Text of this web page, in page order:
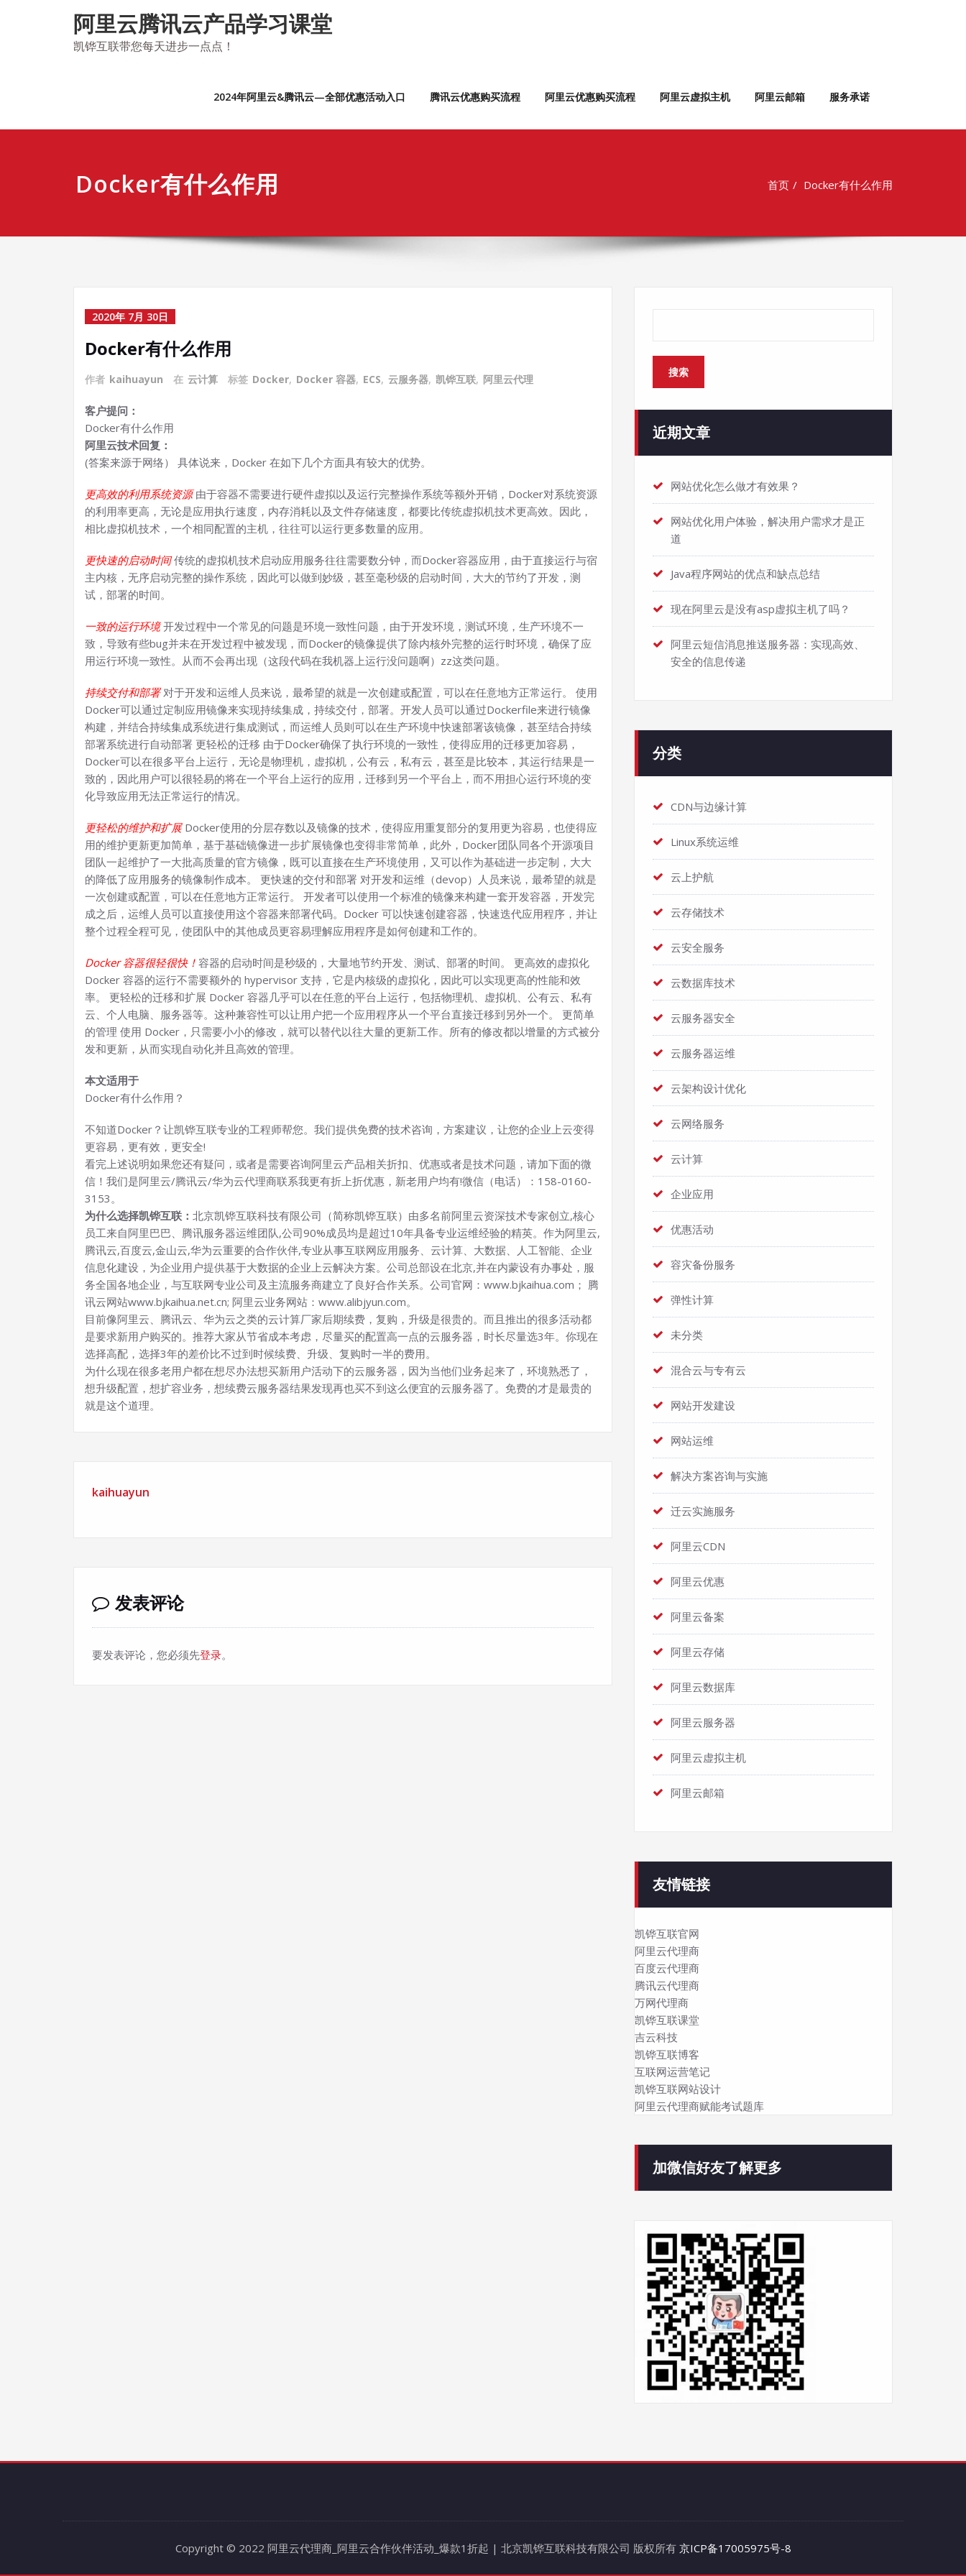
阿里云腾讯云产品学习课堂
凯铧互联带您每天进步一点点！
2024年阿里云&腾讯云—全部优惠活动入口 腾讯云优惠购买流程 阿里云优惠购买流程 阿里云虚拟主机 阿里云邮箱 服务承诺
Docker有什么作用 首页 Docker有什么作用
2020年 7月 30日
Docker有什么作用
作者 kaihuayun 在 云计算 标签 Docker, Docker 容器, ECS, 云服务器, 凯铧互联, 阿里云代理
客户提问：
Docker有什么作用
阿里云技术回复：
(答案来源于网络） 具体说来，Docker 在如下几个方面具有较大的优势。
更高效的利用系统资源 由于容器不需要进行硬件虚拟以及运行完整操作系统等额外开销，Docker对系统资源
的利用率更高，无论是应用执行速度，内存消耗以及文件存储速度，都要比传统虚拟机技术更高效。因此，
相比虚拟机技术，一个相同配置的主机，往往可以运行更多数量的应用。
更快速的启动时间传统的虚拟机技术启动应用服务往往需要数分钟，而Docker容器应用，由于直接运行与宿
主内核，无序启动完整的操作系统，因此可以做到妙级，甚至毫秒级的启动时间，大大的节约了开发，测
试，部署的时间。
一致的运行环境开发过程中一个常见的问题是环境一致性问题，由于开发环境，测试环境，生产环境不一
致，导致有些bug并未在开发过程中被发现，而Docker的镜像提供了除内核外完整的运行时环境，确保了应
用运行环境一致性。从而不会再出现（这段代码在我机器上运行没问题啊）zz这类问题。
持续交付和部署对于开发和运维人员来说，最希望的就是一次创建或配置，可以在任意地方正常运行。 使用
Docker可以通过定制应用镜像来实现持续集成，持续交付，部署。开发人员可以通过Dockerfile来进行镜像
构建，并结合持续集成系统进行集成测试，而运维人员则可以在生产环境中快速部署该镜像，甚至结合持续
部署系统进行自动部署 更轻松的迁移 由于Docker确保了执行环境的一致性，使得应用的迁移更加容易，
Docker可以在很多平台上运行，无论是物理机，虚拟机，公有云，私有云，甚至是比较本，其运行结果是一
致的，因此用户可以很轻易的将在一个平台上运行的应用，迁移到另一个平台上，而不用担心运行环境的变
化导致应用无法正常运行的情况。
更轻松的维护和扩展Docker使用的分层存数以及镜像的技术，使得应用重复部分的复用更为容易，也使得应
用的维护更新更加简单，基于基础镜像进一步扩展镜像也变得非常简单，此外，Docker团队同各个开源项目
团队一起维护了一大批高质量的官方镜像，既可以直接在生产环境使用，又可以作为基础进一步定制，大大
的降低了应用服务的镜像制作成本。 更快速的交付和部署 对开发和运维（devop）人员来说，最希望的就是
一次创建或配置，可以在任意地方正常运行。 开发者可以使用一个标准的镜像来构建一套开发容器，开发完
成之后，运维人员可以直接使用这个容器来部署代码。Docker 可以快速创建容器，快速迭代应用程序，并让
整个过程全程可见，使团队中的其他成员更容易理解应用程序是如何创建和工作的。
Docker 容器很轻很快！ 容器的启动时间是秒级的，大量地节约开发、测试、部署的时间。 更高效的虚拟化
Docker 容器的运行不需要额外的 hypervisor 支持，它是内核级的虚拟化，因此可以实现更高的性能和效
率。 更轻松的迁移和扩展 Docker 容器几乎可以在任意的平台上运行，包括物理机、虚拟机、公有云、私有
云、个人电脑、服务器等。这种兼容性可以让用户把一个应用程序从一个平台直接迁移到另外一个。 更简单
的管理 使用 Docker，只需要小小的修改，就可以替代以往大量的更新工作。所有的修改都以增量的方式被分
发和更新，从而实现自动化并且高效的管理。
本文适用于
Docker有什么作用？
不知道Docker？让凯铧互联专业的工程师帮您。我们提供免费的技术咨询，方案建议，让您的企业上云变得
更容易，更有效，更安全!
看完上述说明如果您还有疑问，或者是需要咨询阿里云产品相关折扣、优惠或者是技术问题，请加下面的微
信！我们是阿里云/腾讯云/华为云代理商联系我更有折上折优惠，新老用户均有!微信（电话）：158-0160-
3153。
为什么选择凯铧互联： 北京凯铧互联科技有限公司（简称凯铧互联）由多名前阿里云资深技术专家创立,核心
员工来自阿里巴巴、腾讯服务器运维团队,公司90%成员均是超过10年具备专业运维经验的精英。作为阿里云,
腾讯云,百度云,金山云,华为云重要的合作伙伴,专业从事互联网应用服务、云计算、大数据、人工智能、企业
信息化建设，为企业用户提供基于大数据的企业上云解决方案。公司总部设在北京,并在内蒙设有办事处，服
务全国各地企业，与互联网专业公司及主流服务商建立了良好合作关系。公司官网：www.bjkaihua.com； 腾
讯云网站www.bjkaihua.net.cn; 阿里云业务网站：www.alibjyun.com。
目前像阿里云、腾讯云、华为云之类的云计算厂家后期续费，复购，升级是很贵的。而且推出的很多活动都
是要求新用户购买的。推荐大家从节省成本考虑，尽量买的配置高一点的云服务器，时长尽量选3年。你现在
选择高配，选择3年的差价比不过到时候续费、升级、复购时一半的费用。
为什么现在很多老用户都在想尽办法想买新用户活动下的云服务器，因为当他们业务起来了，环境熟悉了，
想升级配置，想扩容业务，想续费云服务器结果发现再也买不到这么便宜的云服务器了。免费的才是最贵的
就是这个道理。
kaihuayun
发表评论
要发表评论，您必须先登录。
搜索
近期文章
网站优化怎么做才有效果？
网站优化用户体验，解决用户需求才是正
道
Java程序网站的优点和缺点总结
现在阿里云是没有asp虚拟主机了吗？
阿里云短信消息推送服务器：实现高效、
安全的信息传递
分类
CDN与边缘计算
Linux系统运维
云上护航
云存储技术
云安全服务
云数据库技术
云服务器安全
云服务器运维
云架构设计优化
云网络服务
云计算
企业应用
优惠活动
容灾备份服务
弹性计算
未分类
混合云与专有云
网站开发建设
网站运维
解决方案咨询与实施
迁云实施服务
阿里云CDN
阿里云优惠
阿里云备案
阿里云存储
阿里云数据库
阿里云服务器
阿里云虚拟主机
阿里云邮箱
友情链接
凯铧互联官网
阿里云代理商
百度云代理商
腾讯云代理商
万网代理商
凯铧互联课堂
吉云科技
凯铧互联博客
互联网运营笔记
凯铧互联网站设计
阿里云代理商赋能考试题库
加微信好友了解更多
Copyright © 2022 阿里云代理商_阿里云合作伙伴活动_爆款1折起 | 北京凯铧互联科技有限公司 版权所有 京ICP备17005975号-8